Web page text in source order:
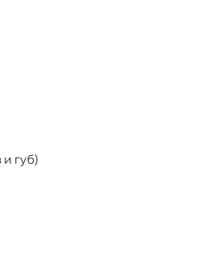
губ)